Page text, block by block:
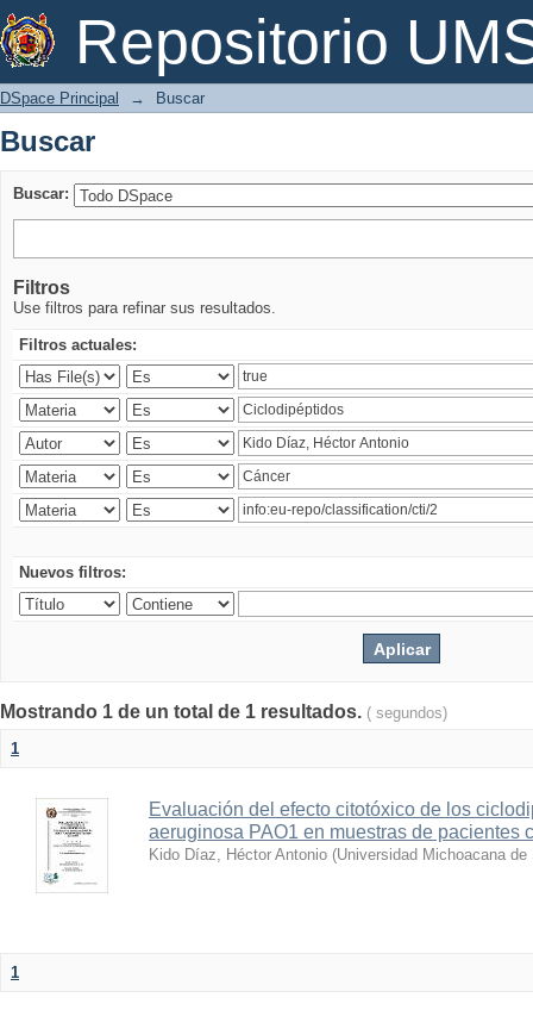
Repositorio
Buscar
DSpace Principal → Buscar
Buscar
Buscar:
Filtros
Use filtros para refinar sus resultados.
Filtros actuales:
Nuevos filtros:
Mostrando 1 de un total de 1 resultados. ( segundos)
1
Evaluación del efecto citotóxico de los
aeruginosa PAO1 en muestras de pacientes
Kido Díaz, Héctor Antonio (Universidad Michoacana
1